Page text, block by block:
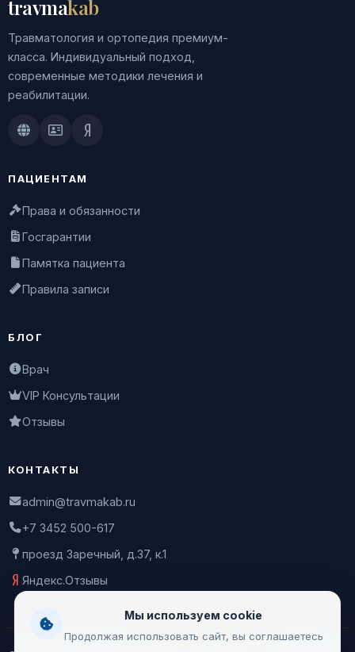
travmakab
Травматология и ортопедия премиум-
класса. Индивидуальный подход,
современные методики лечения и
реабилитации.
Doctu.ruПроДокторов
Яндекс.Здоровье
ПАЦИЕНТАМ
Права и обязанности
Госгарантии
Памятка пациента
Правила записи
БЛОГ
Врач
VIP Консультации
Отзывы
КОНТАКТЫ
admin@travmakab.ru
+7 3452 500-617
проезд Заречный, д.37, к.1
Яндекс.Отзывы
Мы используем cookie
Продолжая использовать сайт, вы соглашаетесь